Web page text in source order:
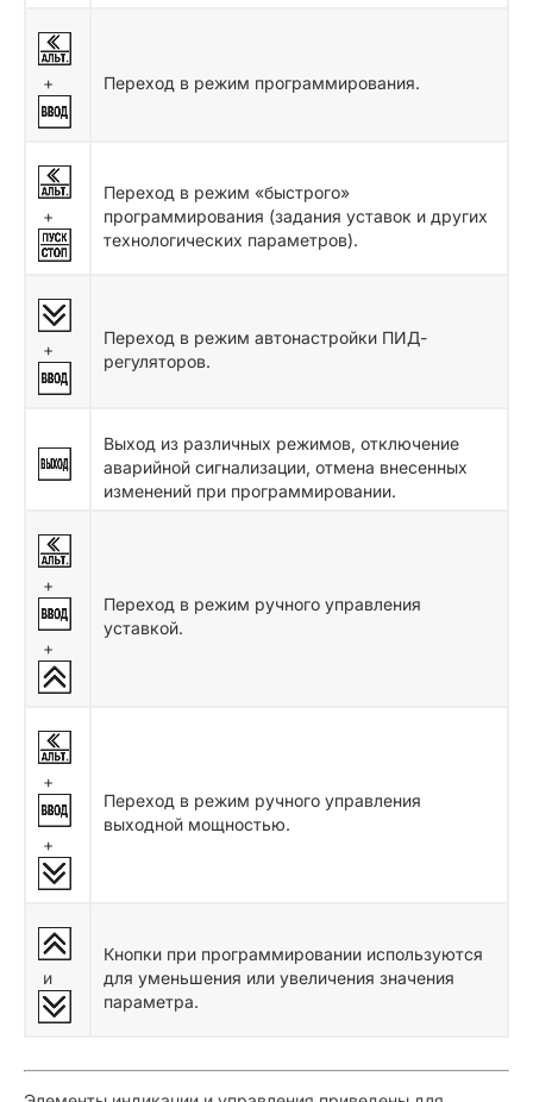
+ Переход в режим программирования.
+
Переход в режим «быстрого»
программирования (задания уставок и других
технологических параметров).
+
Переход в режим автонастройки ПИД-
регуляторов.
Выход из различных режимов, отключение
аварийной сигнализации, отмена внесенных
изменений при программировании.
+
+
Переход в режим ручного управления
уставкой.
+
+
Переход в режим ручного управления
выходной мощностью.
и
Кнопки при программировании используются
для уменьшения или увеличения значения
параметра.